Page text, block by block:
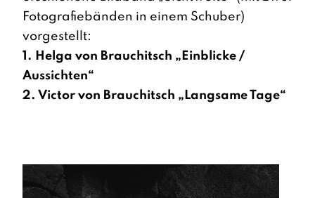
Fotografiebänden in einem Schuber)
vorgestellt:
1. Helga von Brauchitsch „Einblicke /
Aussichten“
2. Victor von Brauchitsch „Langsame Tage“